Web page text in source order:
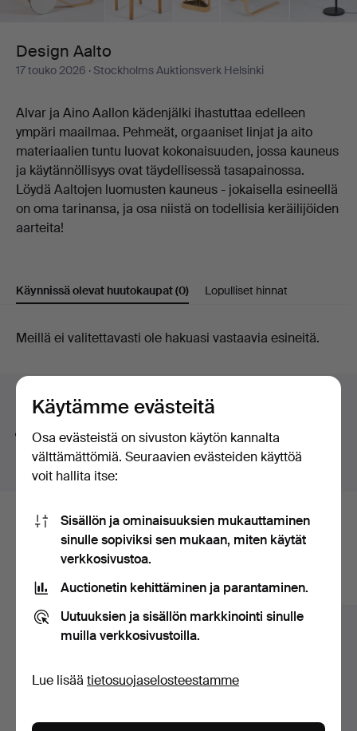
Design Aalto
17 touko 2026 · Stockholms Auktionsverk Helsinki
Alvar ja Aino Aallon kädenjälki ihastuttaa edelleen
ympäri maailmaa. Pehmeät, orgaaniset linjat ja aito
materiaalien tuntu luovat kokonaisuuden, jossa kauneus
ja käytännöllisyys ovat täydellisessä tasapainossa.
Löydä Aaltojen luomusten kauneus - jokaisella esineellä
on oma tarinansa, ja osa niistä on todellisia keräilijöiden
aarteita!
Käynnissä olevat huutokaupat(0) Lopulliset hinnat
Käynnissä
olevat
huutokaupat
Meillä ei valitettavasti ole hakuasi vastaavia esineitä.
Hakuvinkkejä
Teemme automaattisesti hakuja sanojen osilla. Jos
haet sanallakorulöydämme myösranne korukellon
Tässä ovat arkistossamme olevat
esineet, jotka vastaavat hakuasi
Näytä kaikki esineet
Käytämme evästeitä
Osa evästeistä on sivuston käytön kannalta
välttämättömiä. Seuraavien evästeiden käyttöä
voit hallita itse:
Sisällön ja ominaisuuksien mukauttaminen
sinulle sopiviksi sen mukaan, miten käytät
verkkosivustoa.
Auctionetin kehittäminen ja parantaminen.
Uutuuksien ja sisällön markkinointi sinulle
muilla verkkosivustoilla.
Lue lisää tietosuojaselosteestamme